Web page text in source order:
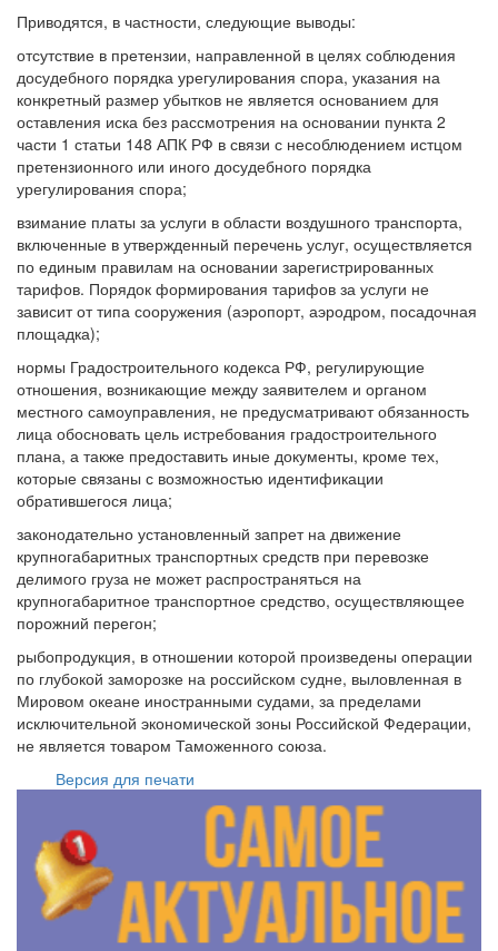
Приводятся, в частности, следующие выводы:
отсутствие в претензии, направленной в целях соблюдения
досудебного порядка урегулирования спора, указания на
конкретный размер убытков не является основанием для
оставления иска без рассмотрения на основании пункта 2
части 1 статьи 148 АПК РФ в связи с несоблюдением истцом
претензионного или иного досудебного порядка
урегулирования спора;
взимание платы за услуги в области воздушного транспорта,
включенные в утвержденный перечень услуг, осуществляется
по единым правилам на основании зарегистрированных
тарифов. Порядок формирования тарифов за услуги не
зависит от типа сооружения (аэропорт, аэродром, посадочная
площадка);
нормы Градостроительного кодекса РФ, регулирующие
отношения, возникающие между заявителем и органом
местного самоуправления, не предусматривают обязанность
лица обосновать цель истребования градостроительного
плана, а также предоставить иные документы, кроме тех,
которые связаны с возможностью идентификации
обратившегося лица;
законодательно установленный запрет на движение
крупногабаритных транспортных средств при перевозке
делимого груза не может распространяться на
крупногабаритное транспортное средство, осуществляющее
порожний перегон;
рыбопродукция, в отношении которой произведены операции
по глубокой заморозке на российском судне, выловленная в
Мировом океане иностранными судами, за пределами
исключительной экономической зоны Российской Федерации,
не является товаром Таможенного союза.
Версия для печати